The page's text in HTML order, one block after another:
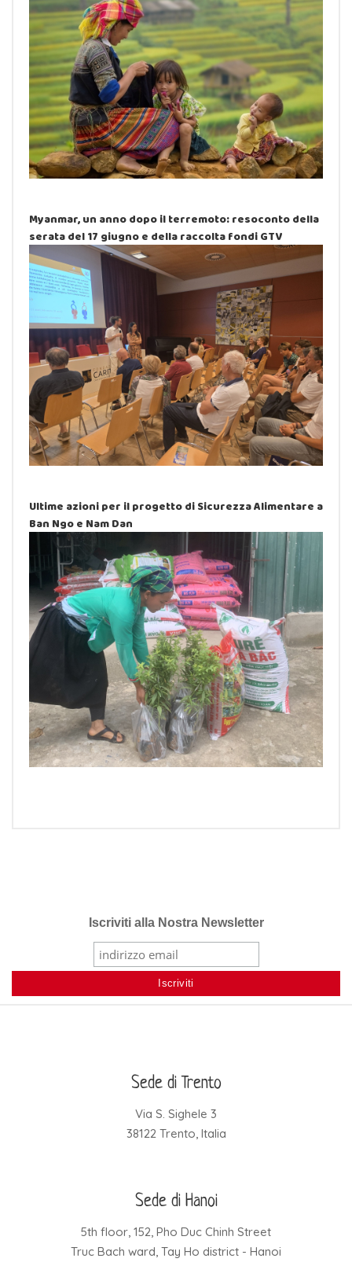
Myanmar, un anno dopo il terremoto: resoconto della
serata del 17 giugno e della raccolta fondi GTV
Ultime azioni per il progetto di Sicurezza Alimentare a
Ban Ngo e Nam Dan
Iscriviti alla Nostra Newsletter
Sede di Trento
Via S. Sighele 3
38122 Trento, Italia
Sede di Hanoi
5th floor, 152, Pho Duc Chinh Street
Truc Bach ward, Tay Ho district - Hanoi